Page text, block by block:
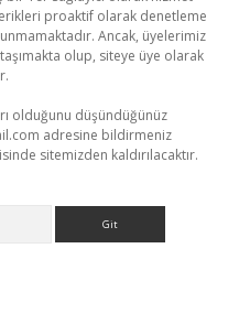
proaktif olarak denetleme
Ancak, üyelerimiz
olup, siteye üye olarak
olduğunu düşündüğünüz
adresine bildirmeniz
sitemizden kaldırılacaktır.